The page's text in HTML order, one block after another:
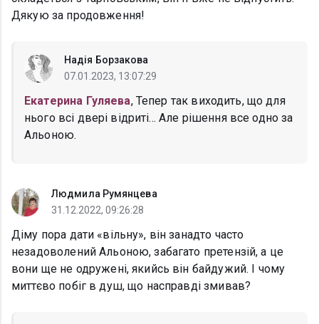
Дякую за продовження!
Надія Борзакова
07.01.2023, 13:07:29
Екатерина Гуляева, Тепер так виходить, що для
нього всі двері відриті... Але рішення все одно за
Альоною.
Людмила Румянцева
31.12.2022, 09:26:28
Діму пора дати «вільну», він занадто часто
незадоволений Альоною, забагато претензій, а це
вони ще не одружені, якийсь він байдужий. І чому
миттєво побіг в душ, що насправді змивав?